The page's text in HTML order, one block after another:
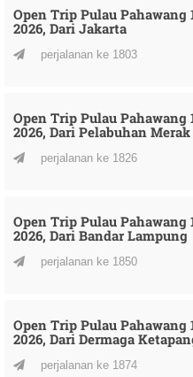
Open Trip Pulau Pahawang
2026, Dari Jakarta
perjalanan ke 1803
Open Trip Pulau Pahawang
2026, Dari Pelabuhan Merak
perjalanan ke 1826
Open Trip Pulau Pahawang
2026, Dari Bandar Lampung
perjalanan ke 1850
Open Trip Pulau Pahawang
2026, Dari Dermaga
perjalanan ke 1874